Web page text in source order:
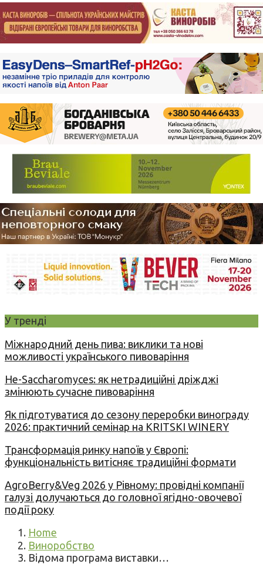
У тренді
Міжнародний день пива: виклики та нові
можливості українського пивоваріння
Не-Saccharomyces: як нетрадиційні дріжджі
змінюють сучасне пивоваріння
Як підготуватися до сезону переробки винограду
2026: практичний семінар на KRITSKI WINERY
Трансформація ринку напоїв у Європі:
функціональність витісняє традиційні формати
AgroBerry&Veg 2026 у Рівному: провідні компанії
галузі долучаються до головної ягідно-овочевої
події року
Home
Виноробство
Відома програма виставки…